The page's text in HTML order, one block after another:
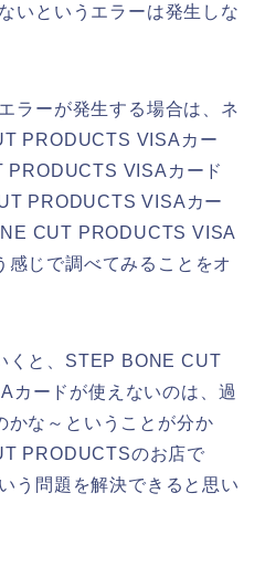
いというエラーは発生しな
ラーが発生する場合は、ネ
PRODUCTS VISAカー
PRODUCTS VISAカード
PRODUCTS VISAカー
CUT PRODUCTS VISA
じで調べてみることをオ
くと、STEP BONE CUT
カードが使えないのは、過
かな～ということが分か
PRODUCTSのお店で
う問題を解決できると思い